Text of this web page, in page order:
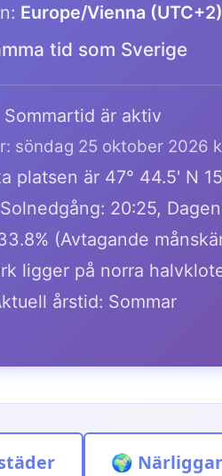
Europe/Vienna (UTC+2)
tid som Sverige
Sommartid är aktiv
söndag 25 oktober 2026
platsen är 47° 44.5' N
20:25,
(Avtagande
ligger på norra
årstid: Sommar
🌍